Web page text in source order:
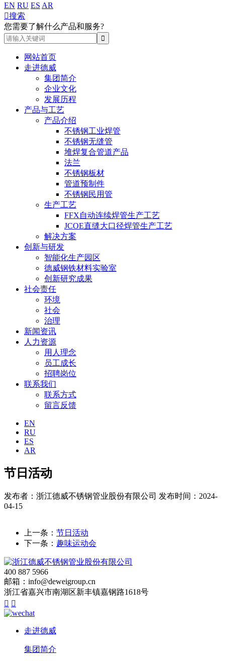
EN RU ES AR
搜索
您需要了解什么产品和服务?
网站首页
走进德威
集团简介
企业文化
发展历程
产品与工艺
产品介绍
不锈钢工业焊管
不锈钢无缝管
堆焊复合管道产品
法兰
不锈钢板材
管道预制件
不锈钢民用管
生产工艺
FFX自动连续焊管生产工艺
JCOE直缝大口径焊管生产工艺
解决方案
创新与研发
智能化生产园区
德威钢铁材料实验室
创新研究成果
社会责任
环境
社会
治理
新闻资讯
人力资源
用人理念
员工成长
招聘岗位
联系我们
联系方式
留言反馈
EN
RU
ES
AR
节日活动
发布者：浙江德威不锈钢管业股份有限公司 发布时间：2024-
04-15
上一条： 节日活动
下一条： 趣味运动会
400 887 5966
邮箱：info@deweigroup.cn
浙江省嘉兴市南湖区新丰镇嘉钢路1618号
 
走进德威
集团简介